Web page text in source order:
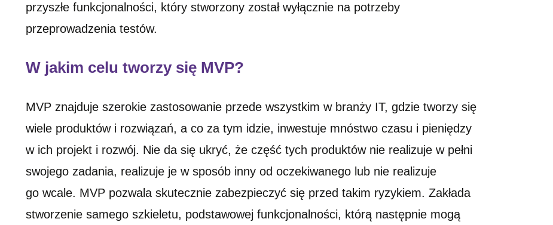
przyszłe funkcjonalności, który stworzony został wyłącznie na potrzeby
przeprowadzenia testów.
W jakim celu tworzy się MVP?
MVP znajduje szerokie zastosowanie przede wszystkim w branży IT, gdzie tworzy się
wiele produktów i rozwiązań, a co za tym idzie, inwestuje mnóstwo czasu i pieniędzy
w ich projekt i rozwój. Nie da się ukryć, że część tych produktów nie realizuje w pełni
swojego zadania, realizuje je w sposób inny od oczekiwanego lub nie realizuje
go wcale. MVP pozwala skutecznie zabezpieczyć się przed takim ryzykiem. Zakłada
stworzenie samego szkieletu, podstawowej funkcjonalności, którą następnie mogą